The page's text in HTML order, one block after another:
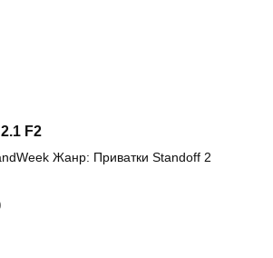
F2
Жанр: Приватки Standoff 2